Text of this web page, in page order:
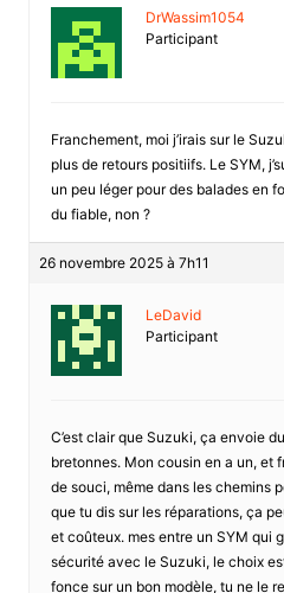
DrWassim1054
Participant
Franchement, moi j’irais sur le
plus de retours positiifs. Le SYM,
un peu léger pour des balades en
du fiable, non ?
26 novembre 2025 à 7h11
LeDavid
Participant
C’est clair que Suzuki, ça envoie
bretonnes. Mon cousin en a un, et
de souci, même dans les chemins
que tu dis sur les réparations, ça
et coûteux. mes entre un SYM qui
sécurité avec le Suzuki, le choix
fonce sur un bon modèle, tu ne le